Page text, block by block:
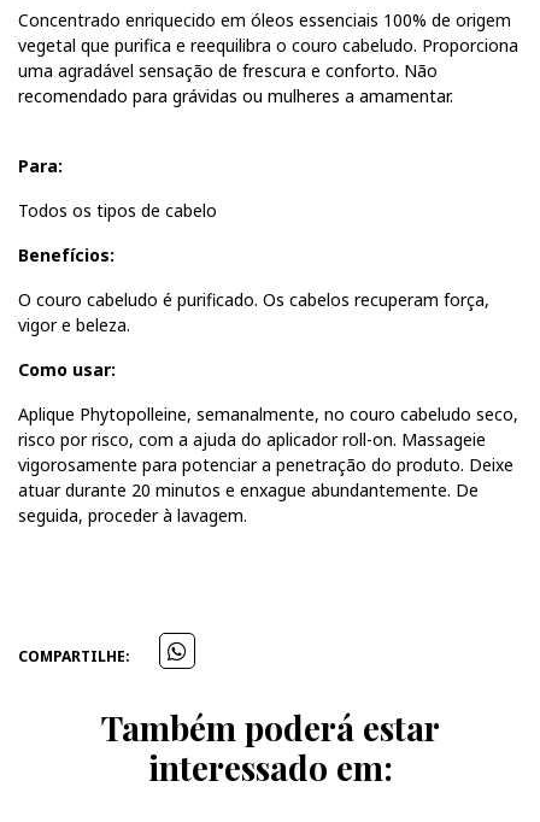
Concentrado enriquecido em óleos essenciais 100% de origem
vegetal que purifica e reequilibra o couro cabeludo. Proporciona
uma agradável sensação de frescura e conforto. Não
recomendado para grávidas ou mulheres a amamentar.
Para:
Todos os tipos de cabelo
Benefícios:
O couro cabeludo é purificado. Os cabelos recuperam força,
vigor e beleza.
Como usar:
Aplique Phytopolleine, semanalmente, no couro cabeludo seco,
risco por risco, com a ajuda do aplicador roll-on. Massageie
vigorosamente para potenciar a penetração do produto. Deixe
atuar durante 20 minutos e enxague abundantemente. De
seguida, proceder à lavagem.
COMPARTILHE:
Também poderá estar
interessado em: